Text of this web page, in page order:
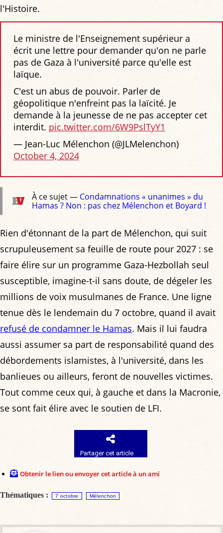
l'Histoire.
Le ministre de l'Enseignement supérieur a
écrit une lettre pour demander qu'on ne parle
pas de Gaza à l'université parce qu'elle est
laïque.
C'est un abus de pouvoir. Parler de
géopolitique n'enfreint pas la laïcité. Je
demande à la jeunesse de ne pas accepter cet
interdit. pic.twitter.com/6W9PslTyY1
— Jean-Luc Mélenchon (@JLMelenchon)
October 4, 2024
À ce sujet — Condamnations « unanimes » du
Hamas ? Non : pas chez Mélenchon et Boyard !
Rien d'étonnant de la part de Mélenchon, qui suit
scrupuleusement sa feuille de route pour 2027 : se
faire élire sur un programme Gaza-Hezbollah seul
susceptible, imagine-t-il sans doute, de dégeler les
millions de voix musulmanes de France. Une ligne
tenue dès le lendemain du 7 octobre, quand il avait
refusé de condamner le Hamas. Mais il lui faudra
aussi assumer sa part de responsabilité quand des
débordements islamistes, à l'université, dans les
banlieues ou ailleurs, feront de nouvelles victimes.
Tout comme ceux qui, à gauche et dans la Macronie,
se sont fait élire avec le soutien de LFI.
Partager cet article
Obtenir le lien ou envoyer cet article à un ami
Thématiques : 7 octobre Mélenchon